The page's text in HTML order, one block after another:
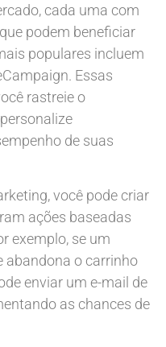
cada uma com
podem beneficiar
populares incluem
Essas
rastreie o
de suas
você pode criar
ações baseadas
exemplo, se um
abandona o carrinho
enviar um e-mail de
as chances de